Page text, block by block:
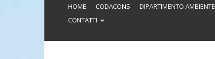
HOME CODACONS DIPARTIMENTO AMBIENTE
CONTATTI